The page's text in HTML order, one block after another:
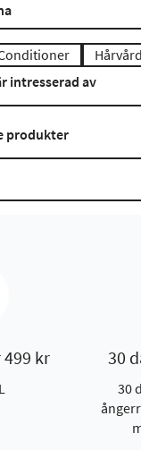
Hårvård
intresserad av
produkter
kr 30
30